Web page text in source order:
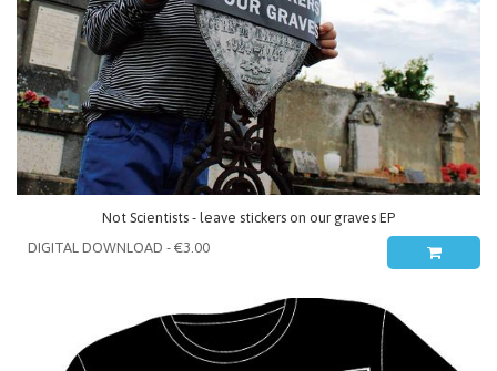
Not Scientists - leave stickers on our graves EP